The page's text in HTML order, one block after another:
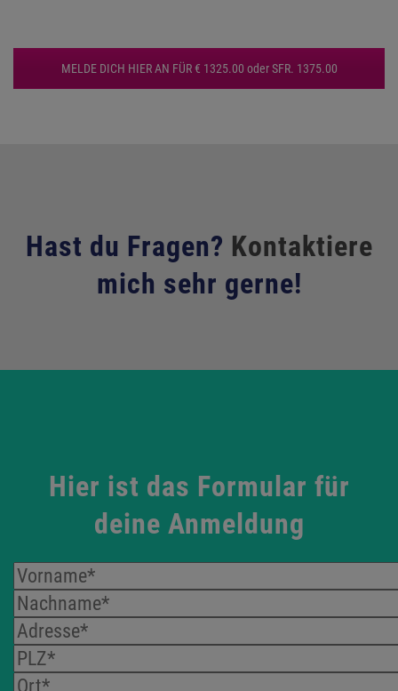
MELDE DICH HIER AN FÜR € 1325.00 oder SFR. 1375.00
Hast du Fragen? Kontaktiere
mich sehr gerne!
Hier ist das Formular für
deine Anmeldung